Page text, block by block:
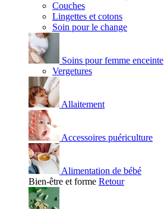
Couches
Lingettes et cotons
Soin pour le change
Soins pour femme enceinte
Vergetures
Allaitement
Accessoires puériculture
Alimentation de bébé
Bien-être et forme Retour